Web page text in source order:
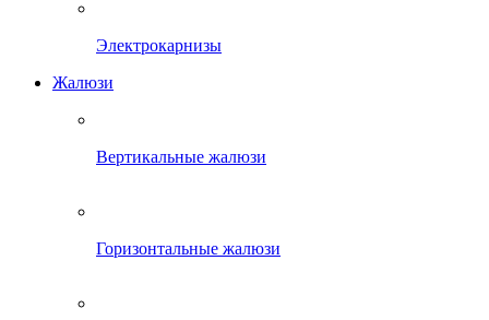
Электрокарнизы
Жалюзи
Вертикальные жалюзи
Горизонтальные жалюзи